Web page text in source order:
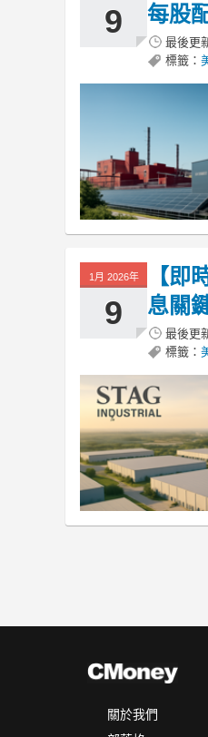
9
每股
最後更
標籤：
1月 2026年
9
【
息關
最後更
標籤：
關於我們